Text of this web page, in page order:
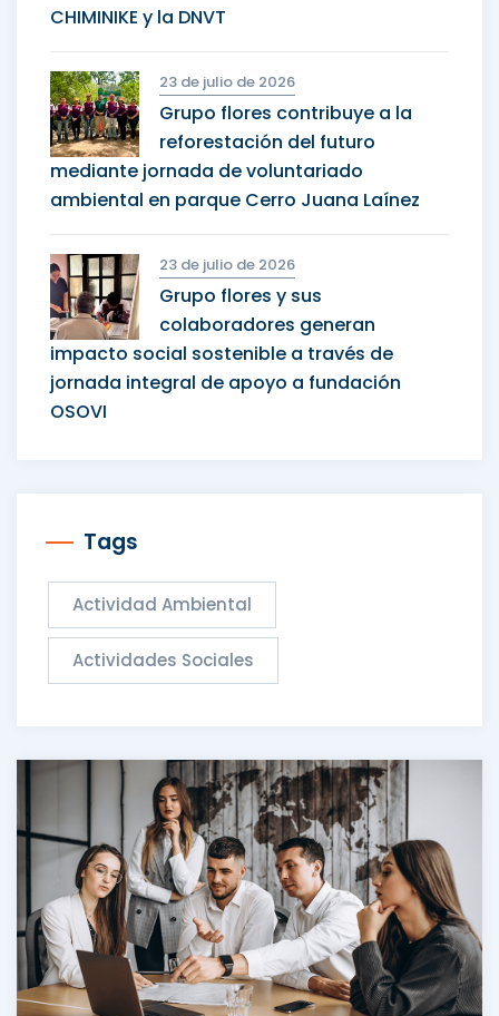
CHIMINIKE y la DNVT
23 de julio de 2026
Grupo flores contribuye a la
reforestación del futuro
mediante jornada de voluntariado
ambiental en parque Cerro Juana Laínez
23 de julio de 2026
Grupo flores y sus
colaboradores generan
impacto social sostenible a través de
jornada integral de apoyo a fundación
OSOVI
Tags
Actividad Ambiental
Actividades Sociales